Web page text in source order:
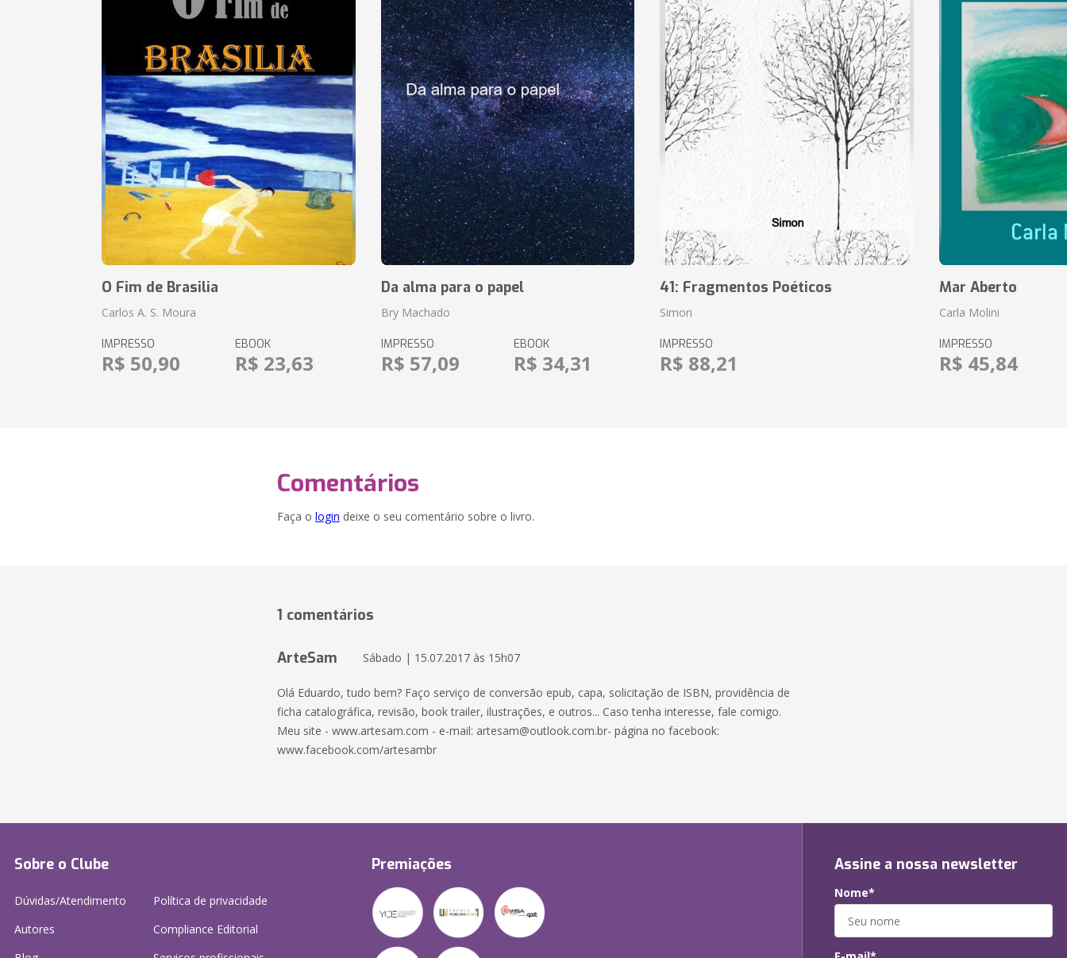
O Fim de Brasilia
Carlos A. S. Moura
IMPRESSO
R$ 50,90
EBOOK
R$ 23,63
Da alma para o papel
Bry Machado
IMPRESSO
R$ 57,09
EBOOK
R$ 34,31
41: Fragmentos Poéticos
Simon
IMPRESSO
R$ 88,21
Mar Aberto
Carla Molini
IMPRESSO
R$ 45,84
Comentários
Faça o login deixe o seu comentário sobre o livro.
1 comentários
ArteSam Sábado | 15.07.2017 às 15h07
Olá Eduardo, tudo bem? Faço serviço de conversão epub, capa, solicitação de ISBN, providência de
ficha catalográfica, revisão, book trailer, ilustrações, e outros... Caso tenha interesse, fale comigo.
Meu site - www.artesam.com - e-mail: artesam@outlook.com.br- página no facebook:
www.facebook.com/artesambr
Sobre o Clube
Dúvidas/Atendimento
Autores
Política de privacidade
Compliance Editorial
Premiações Assine a nossa newsletter
Nome*